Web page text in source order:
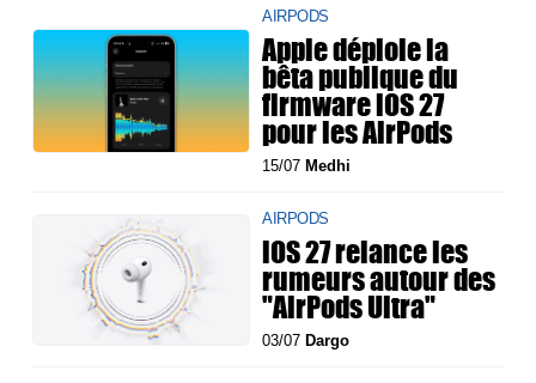
AIRPODS
Apple déploie la
bêta publique du
firmware iOS 27
pour les AirPods
15/07 Medhi
AIRPODS
iOS 27 relance les
rumeurs autour des
"AirPods Ultra"
03/07 Dargo